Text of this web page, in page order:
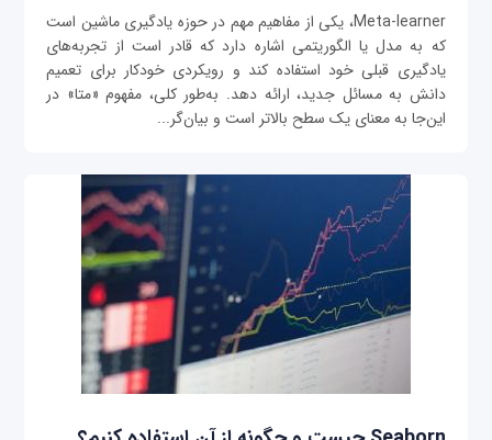
Meta-learner، یکی از مفاهیم مهم در حوزه یادگیری ماشین است
که به مدل یا الگوریتمی اشاره دارد که قادر است از تجربه‌های
یادگیری قبلی خود استفاده کند و رویکردی خودکار برای تعمیم
دانش به مسائل جدید، ارائه دهد. به‌طور کلی، مفهوم «متا» در
این‌جا به معنای یک سطح بالاتر است و بیان‌گر...